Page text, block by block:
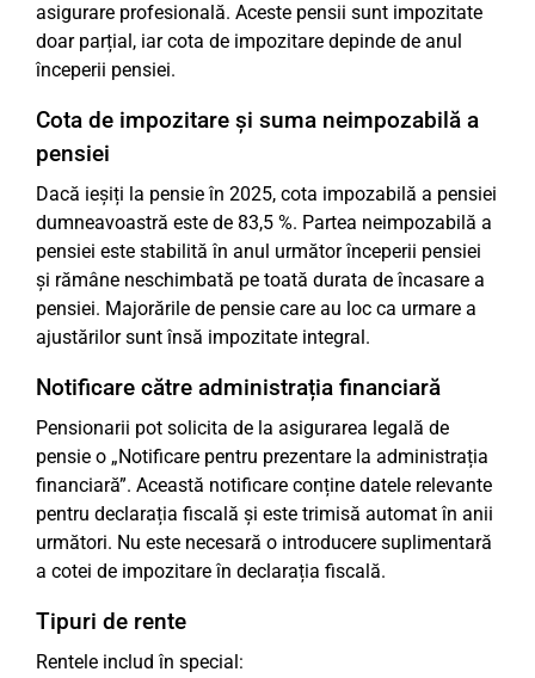
asigurare profesională. Aceste pensii sunt impozitate
doar parțial, iar cota de impozitare depinde de anul
începerii pensiei.
Cota de impozitare și suma neimpozabilă a
pensiei
Dacă ieșiți la pensie în 2025, cota impozabilă a pensiei
dumneavoastră este de 83,5 %. Partea neimpozabilă a
pensiei este stabilită în anul următor începerii pensiei
și rămâne neschimbată pe toată durata de încasare a
pensiei. Majorările de pensie care au loc ca urmare a
ajustărilor sunt însă impozitate integral.
Notificare către administrația financiară
Pensionarii pot solicita de la asigurarea legală de
pensie o „Notificare pentru prezentare la administrația
financiară”. Această notificare conține datele relevante
pentru declarația fiscală și este trimisă automat în anii
următori. Nu este necesară o introducere suplimentară
a cotei de impozitare în declarația fiscală.
Tipuri de rente
Rentele includ în special: